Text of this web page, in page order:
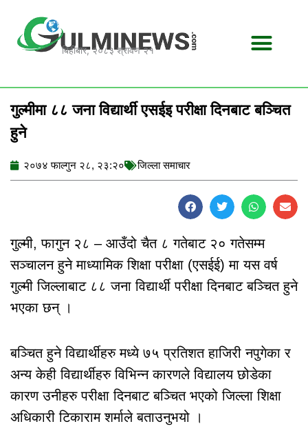
content
बिहीबार, २०८३ श्रावण २१
गुल्मीमा ८८ जना विद्यार्थी एसईइ परीक्षा दिनबाट बञ्चित
हुने
२०७४ फाल्गुन २८, २३:२० जिल्ला समाचार
गुल्मी, फागुन २८ – आउँदो चैत ८ गतेबाट २० गतेसम्म
सञ्चालन हुने माध्यामिक शिक्षा परीक्षा (एसईई) मा यस वर्ष
गुल्मी जिल्लाबाट ८८ जना विद्यार्थी परीक्षा दिनबाट बञ्चित हुने
भएका छन् ।
बञ्चित हुने विद्यार्थीहरु मध्ये ७५ प्रतिशत हाजिरी नपुगेका र
अन्य केही विद्यार्थीहरु विभिन्न कारणले विद्यालय छोडेका
कारण उनीहरु परीक्षा दिनबाट बञ्चित भएको जिल्ला शिक्षा
अधिकारी टिकाराम शर्माले बताउनुभयो ।